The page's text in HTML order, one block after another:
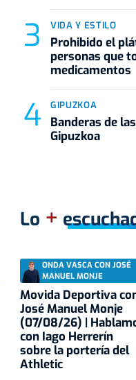
VIDA Y ESTILO
Prohibido el
personas que
medicamentos
GIPUZKOA
Banderas de
Gipuzkoa
Lo +
ONDA VASCA CON JOSÉ
MANUEL MONJE
Movida Deportiva
José Manuel Monje
(07/08/26) |
con Iago Herrerín
sobre la portería del
Athletic